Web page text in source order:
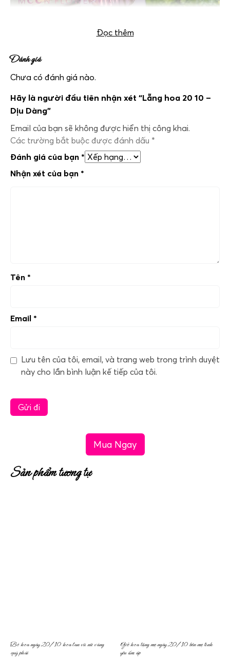
Đọc thêm
Đánh giá
Chưa có đánh giá nào.
Hãy là người đầu tiên nhận xét “Lẵng hoa 20 10 –
Dịu Dàng”
Email của bạn sẽ không được hiển thị công khai.
Các trường bắt buộc được đánh dấu *
Đánh giá của bạn *
Nhận xét của bạn *
Tên *
Email *
Lưu tên của tôi, email, và trang web trong trình duyệt
này cho lần bình luận kế tiếp của tôi.
Mua Ngay
Sản phẩm tương tự
Bó hoa ngày 20/10 hoa lan vũ nữ vàng
quý phái
Giỏ hoa tặng mẹ ngày 20/10 bên mẹ tình
yêu ấm áp